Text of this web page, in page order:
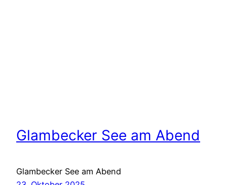
Glambecker See am Abend
Glambecker See am Abend